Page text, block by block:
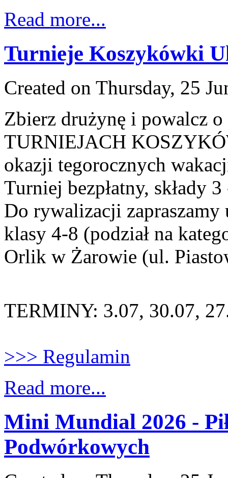
Read more...
Turnieje Koszykówki
Created on Thursday, 25
Zbierz drużynę i powalcz
TURNIEJACH
okazji tegorocznych
Turniej bezpłatny, składy
Do rywalizacji zapraszamy
klasy 4-8 (podział na
Orlik w Żarowie (ul.
TERMINY: 3.07, 30.07,
>>> Regulamin
Read more...
Mini Mundial 2026 -
Podwórkowych